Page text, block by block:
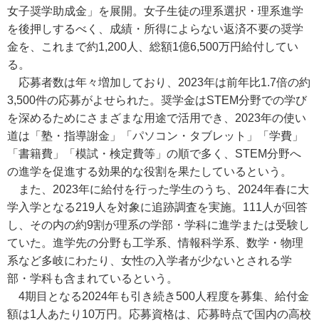
女子奨学助成金」を展開。女子生徒の理系選択・理系進学
を後押しするべく、成績・所得によらない返済不要の奨学
金を、これまで約1,200人、総額1億6,500万円給付してい
る。
応募者数は年々増加しており、2023年は前年比1.7倍の約
3,500件の応募がよせられた。奨学金はSTEM分野での学び
を深めるためにさまざまな用途で活用でき、2023年の使い
道は「塾・指導謝金」「パソコン・タブレット」「学費」
「書籍費」「模試・検定費等」の順で多く、STEM分野へ
の進学を促進する効果的な役割を果たしているという。
また、2023年に給付を行った学生のうち、2024年春に大
学入学となる219人を対象に追跡調査を実施。111人が回答
し、その内の約9割が理系の学部・学科に進学または受験し
ていた。進学先の分野も工学系、情報科学系、数学・物理
系など多岐にわたり、女性の入学者が少ないとされる学
部・学科も含まれているという。
4期目となる2024年も引き続き500人程度を募集、給付金
額は1人あたり10万円。応募資格は、応募時点で国内の高校